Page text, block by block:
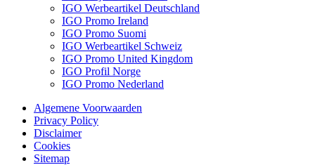
IGO Werbeartikel Deutschland
IGO Promo Ireland
IGO Promo Suomi
IGO Werbeartikel Schweiz
IGO Promo United Kingdom
IGO Profil Norge
IGO Promo Nederland
Algemene Voorwaarden
Privacy Policy
Disclaimer
Cookies
Sitemap